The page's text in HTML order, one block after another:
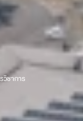
ชาการ